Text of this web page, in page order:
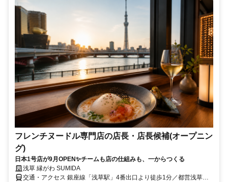
フレンチヌードル専門店の店長・店長候補(オープニン
グ)
日本1号店が9月OPEN✨チームも店の仕組みも、一からつくる
浅草 縁がわ SUMIDA
交通・アクセス 銀座線「浅草駅」4番出口より徒歩1分／都営浅草線